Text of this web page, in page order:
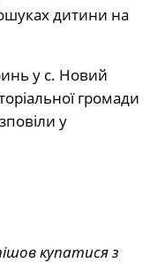
дитини на
у с. Новий
громади
у
купатися з